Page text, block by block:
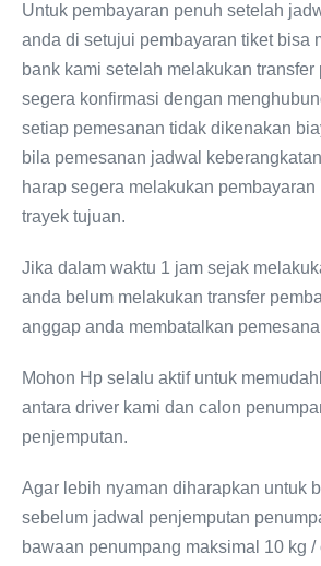
Untuk pembayaran penuh setelah
anda di setujui pembayaran tiket bisa
bank kami setelah melakukan
segera konfirmasi dengan
setiap pemesanan tidak dikenakan
bila pemesanan jadwal
harap segera melakukan pembayaran
trayek tujuan.
Jika dalam waktu 1 jam sejak
anda belum melakukan transfer
anggap anda membatalkan
Mohon Hp selalu aktif untuk
antara driver kami dan calon
penjemputan.
Agar lebih nyaman diharapkan untuk
sebelum jadwal penjemputan
bawaan penumpang maksimal 10 kg /